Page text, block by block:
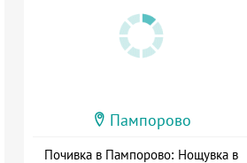
Пампорово
Почивка в Пампорово: Нощувка в